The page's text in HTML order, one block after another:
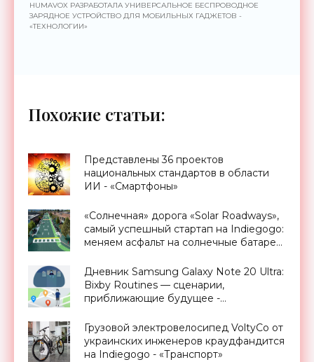
HUMAVOX РАЗРАБОТАЛА УНИВЕРСАЛЬНОЕ БЕСПРОВОДНОЕ
ЗАРЯДНОЕ УСТРОЙСТВО ДЛЯ МОБИЛЬНЫХ ГАДЖЕТОВ -
«ТЕХНОЛОГИИ»
Похожие статьи:
Представлены 36 проектов
национальных стандартов в области
ИИ - «Смартфоны»
«Солнечная» дорога «Solar Roadways»,
самый успешный стартап на Indiegogo:
меняем асфальт на солнечные батареи
Дневник Samsung Galaxy Note 20 Ultra:
Bixby Routines — сценарии,
приближающие будущее -
Грузовой электровелосипед VoltyCо от
украинских инженеров краудфандится
на Indiegogo - «Транспорт»